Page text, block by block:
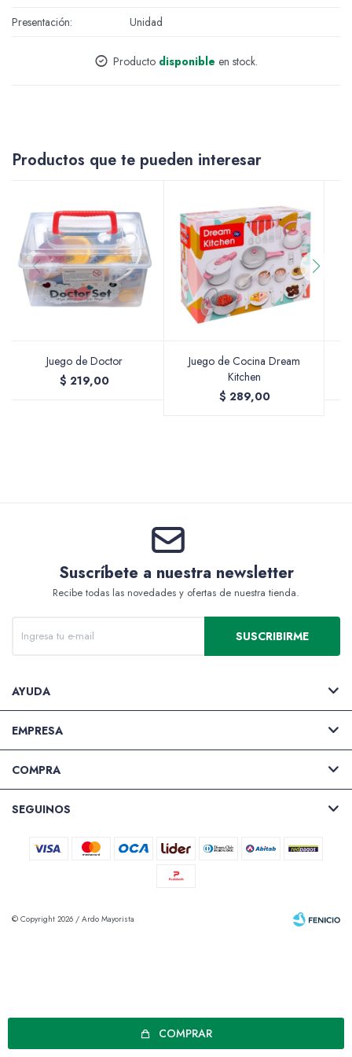
Presentación Unidad
COMPRAR
Producto disponible en stock.
Productos que te pueden interesar
Juego de Doctor
$ 219,00
Juego de Cocina Dream
Kitchen
$ 289,00
Suscríbete a nuestra newsletter
Recibe todas las novedades y ofertas de nuestra tienda.
SUSCRIBIRME
AYUDA
EMPRESA
COMPRA
SEGUINOS
© Copyright 2026 / Ardo Mayorista
Accesorios
Soportes Artísticos
Packs